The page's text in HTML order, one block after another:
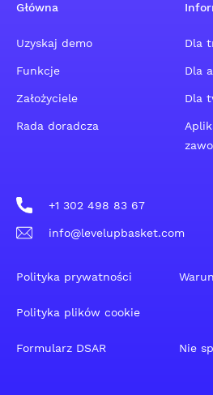
Główna
Uzyskaj demo
Funkcje
Założyciele
Rada doradcza
Dla
Dla
Dla
+1 302 498 83 67
info@levelupbasket.com
Polityka prywatności
Polityka plików cookie
Formularz DSAR Nie